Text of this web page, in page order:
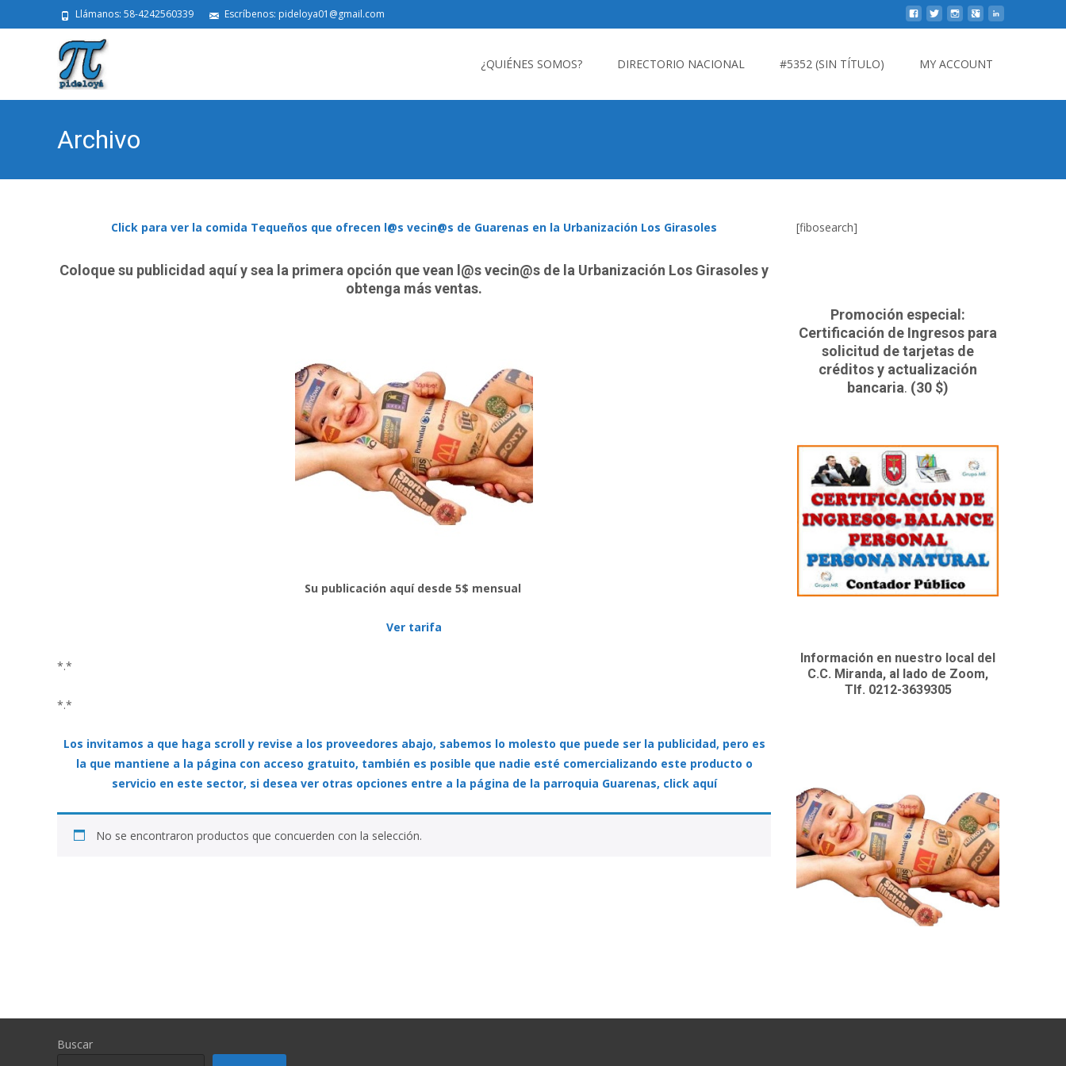
Llámanos: 58-4242560339 Escríbenos: pideloya01@gmail.com
¿QUIÉNES SOMOS? DIRECTORIO NACIONAL #5352 (SIN TÍTULO) MY ACCOUNT
Archivo
Click para ver la comida Tequeños que ofrecen l@s vecin@s de Guarenas en la Urbanización Los Girasoles
Coloque su publicidad aquí y sea la primera opción que vean l@s vecin@s de la Urbanización Los Girasoles y
obtenga más ventas.
Su publicación aquí desde 5$ mensual
Ver tarifa
*.*
*.*
Los invitamos a que haga scroll y revise a los proveedores abajo, sabemos lo molesto que puede ser la publicidad, pero es
la que mantiene a la página con acceso gratuito, también es posible que nadie esté comercializando este producto o
servicio en este sector, si desea ver otras opciones entre a la página de la parroquia Guarenas, click aquí
No se encontraron productos que concuerden con la selección.
[fibosearch]
Promoción especial:
Certificación de Ingresos para
solicitud de tarjetas de
créditos y actualización
bancaria. (30 $)
Información en nuestro local del
C.C. Miranda, al lado de Zoom,
Tlf. 0212-3639305
Buscar